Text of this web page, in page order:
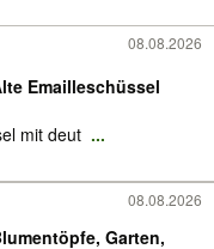
08.08.2026
verschenken Alte Emailleschüssel
mit deut ...
08.08.2026